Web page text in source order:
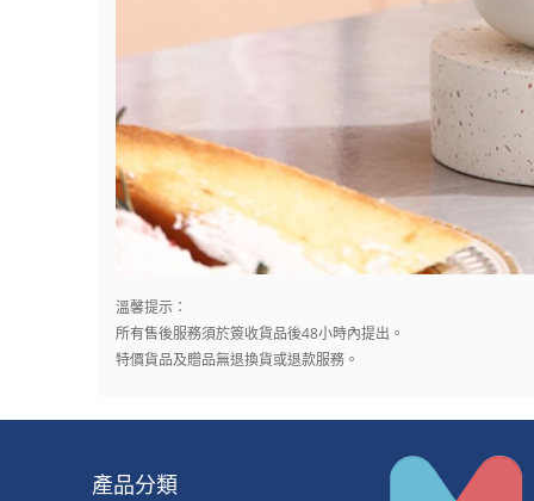
溫馨提示：
所有售後服務須於簽收貨品後48小時內提出。
特價貨品及贈品無退換貨或退款服務。
產品分類